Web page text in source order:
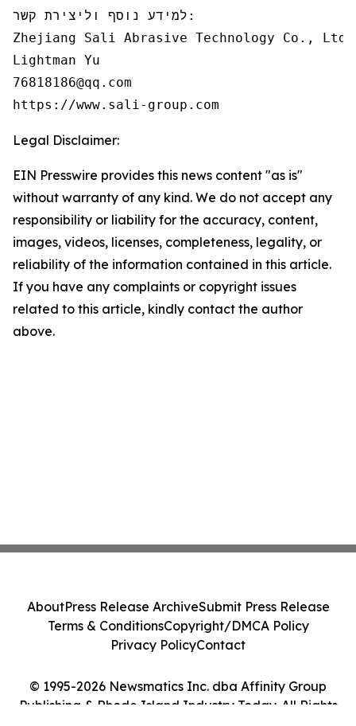
למידע נוסף וליצירת קשר:
Zhejiang Sali Abrasive Technology Co., Ltd
Lightman Yu
76818186@qq.com
https://www.sali-group.com
Legal Disclaimer:
EIN Presswire provides this news content "as is"
without warranty of any kind. We do not accept any
responsibility or liability for the accuracy, content,
images, videos, licenses, completeness, legality, or
reliability of the information contained in this article.
If you have any complaints or copyright issues
related to this article, kindly contact the author
above.
© 1995-2026 Newsmatics Inc. dba Affinity Group
Publishing & Rhode Island Industry Today. All Rights
AboutPress Release ArchiveSubmit Press Release
Terms & ConditionsCopyright/DMCA Policy
Privacy PolicyContact